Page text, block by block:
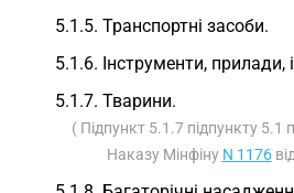
5.1.5. Транспортні засоби.
5.1.6. Інструменти, прилади,
5.1.7. Тварини.
( Підпункт 5.1.7 підпункту 5.1
Наказу Мінфіну N 1176